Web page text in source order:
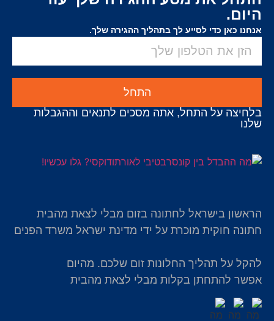
היום.
אנחנו כאן כדי לסייע לך בתהליך ההגירה שלך.
התחל
בלחיצה על התחל, אתה מסכים לתנאים וההגבלות
שלנו
הראשון בישראל לחתונה בזום מבלי לצאת מהבית
חתונה חוקית מוכרת על ידי מדינת ישראל משרד הפנים
להקל על תהליך החלונות זום שלכם. מהיום
אפשר להתחתן בקלות מבלי לצאת מהבית